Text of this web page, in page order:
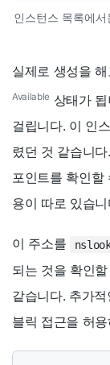
인스턴스 목록에
실제로 생성을
Available 상태가
걸립니다. 이 인
렸던 것 같습니
포인트를 확인할
용이 따로 있습니
이 주소를
되는 것을 확인
같습니다. 추가
블릭 접근을 허